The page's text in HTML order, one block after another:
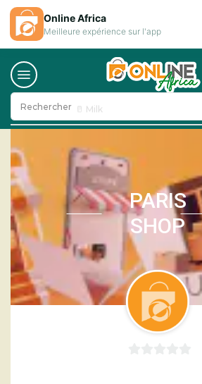
Rechercher 🥛 Milk
PARIS
SHOP
Online Africa
Meilleure expérience sur l'app